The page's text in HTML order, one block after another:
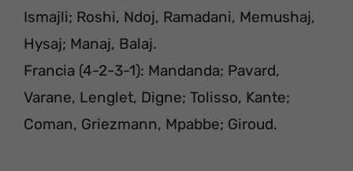
Ismajli; Roshi, Ndoj, Ramadani, Memushaj,
Hysaj; Manaj, Balaj.
Francia (4-2-3-1): Mandanda; Pavard,
Varane, Lenglet, Digne; Tolisso, Kante;
Coman, Griezmann, Mpabbe; Giroud.